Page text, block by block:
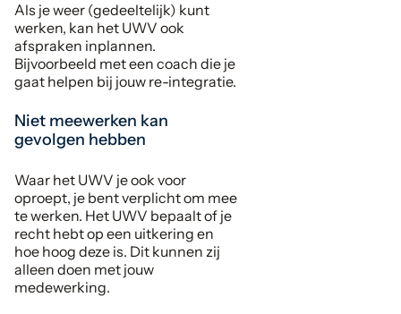
Als je weer (gedeeltelijk) kunt
werken, kan het UWV ook
afspraken inplannen.
Bijvoorbeeld met een coach die je
gaat helpen bij jouw re-integratie.
Niet meewerken kan
gevolgen hebben
Waar het UWV je ook voor
oproept, je bent verplicht om mee
te werken. Het UWV bepaalt of je
recht hebt op een uitkering en
hoe hoog deze is. Dit kunnen zij
alleen doen met jouw
medewerking.